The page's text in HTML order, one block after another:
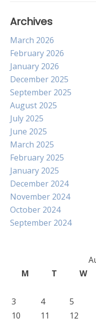
Archives
March 2026
February 2026
January 2026
December 2025
September 2025
August 2025
July 2025
June 2025
March 2025
February 2025
January 2025
December 2024
November 2024
October 2024
September 2024
M
T W
3
4 5
10
11 12